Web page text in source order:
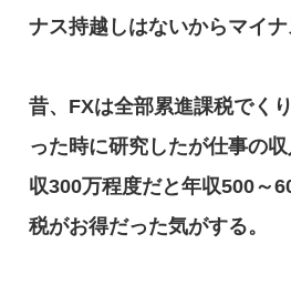
ナス持越しはないからマイナ
昔、FXは全部累進課税でく
った時に研究したが仕事の
収300万程度だと年収500～
税がお得だった気がする。